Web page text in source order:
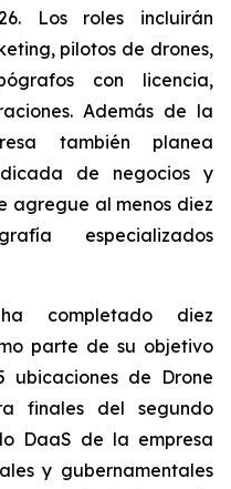
Los roles incluirán
pilotos de drones,
con licencia,
Además de la
también planea
de negocios y
agregue al menos diez
especializados
ha completado diez
parte de su objetivo
ubicaciones de Drone
finales del segundo
DaaS de la empresa
y gubernamentales